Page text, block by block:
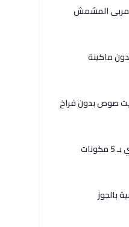
المشمش
ماكينة
صوص بدون فراخ
بالجوز